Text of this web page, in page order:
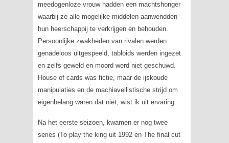
meedogenloze vrouw hadden een machtshonger
waarbij ze alle mogelijke middelen aanwendden
hun heerschappij te verkrijgen en behouden.
Persoonlijke zwakheden van rivalen werden
genadeloos uitgespeeld, tabloids werden ingezet
en zelfs geweld en moord werd niet geschuwd.
House of cards was fictie, maar de ijskoude
manipulaties en de machiavellistische strijd om
eigenbelang waren dat niet, wist ik uit ervaring.
Na het eerste seizoen, kwamen er nog twee
series (To play the kinguit 1992 en The final cut